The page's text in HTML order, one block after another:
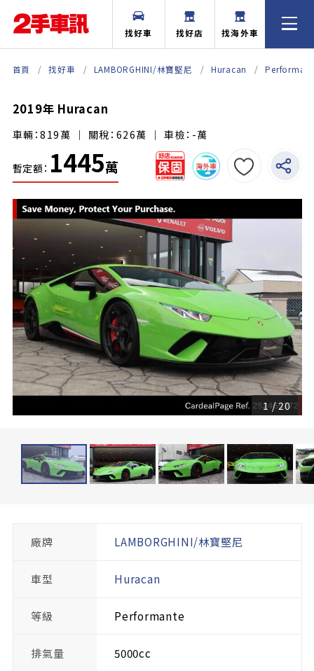
找好車 找好店 找海外車
首頁 找好車 LAMBORGHINI/林寶堅尼 Huracan
2019年 Huracan
車輛：819萬 ｜ 關稅：626萬 ｜ 車檢：-萬
暫定額： 1445萬
1/20
廠牌 LAMBORGHINI/林寶堅尼
車型 Huracan
等級 Performante
排氣量 5000cc